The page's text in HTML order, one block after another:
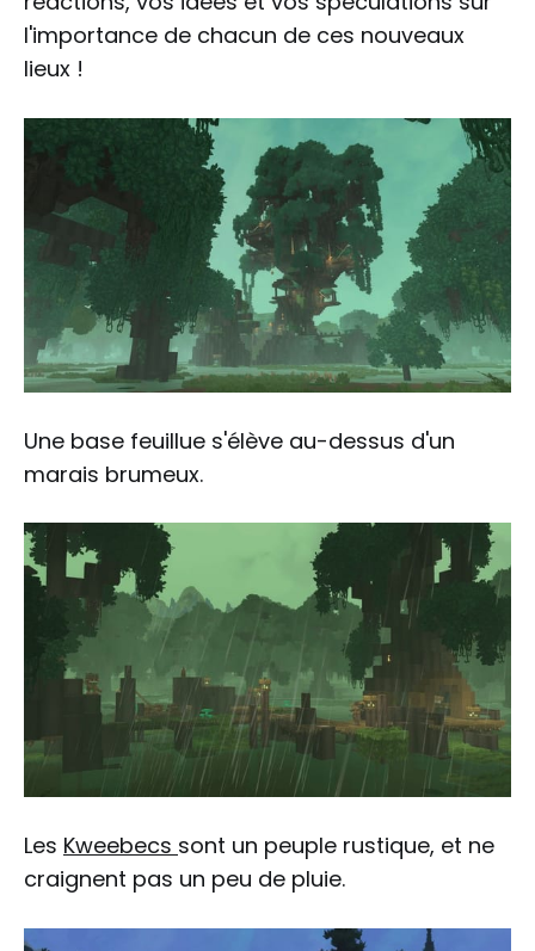
l'importance de chacun de ces nouveaux
lieux !
Une base feuillue s'élève au-dessus d'un
marais brumeux.
Les Kweebecs sont un peuple rustique, et ne
craignent pas un peu de pluie.